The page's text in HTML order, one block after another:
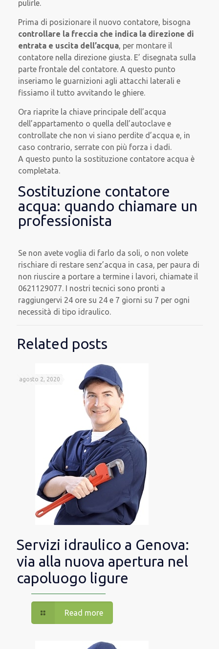
pulirle.
Prima di posizionare il nuovo contatore, bisogna
controllare la freccia che indica la direzione di
entrata e uscita dell’acqua, per montare il
contatore nella direzione giusta. E’ disegnata sulla
parte frontale del contatore. A questo punto
inseriamo le guarnizioni agli attacchi laterali e
fissiamo il tutto avvitando le ghiere.
Ora riaprite la chiave principale dell’acqua
dell’appartamento o quella dell’autoclave e
controllate che non vi siano perdite d’acqua e, in
caso contrario, serrate con più forza i dadi.
A questo punto la sostituzione contatore acqua è
completata.
Sostituzione contatore
acqua: quando chiamare un
professionista
Se non avete voglia di farlo da soli, o non volete
rischiare di restare senz’acqua in casa, per paura di
non riuscire a portare a termine i lavori, chiamate il
0621129077. I nostri tecnici sono pronti a
raggiungervi 24 ore su 24 e 7 giorni su 7 per ogni
necessità di tipo idraulico.
Related posts
agosto 2, 2020
Servizi idraulico a Genova:
via alla nuova apertura nel
capoluogo ligure
Read more